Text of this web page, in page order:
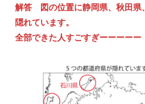
解答 図の位置に静岡県、秋田県
隠れています。
全部できた人すごすぎーーーーー